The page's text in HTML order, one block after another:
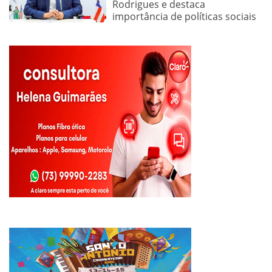
Rodrigues e destaca
importância de políticas sociais